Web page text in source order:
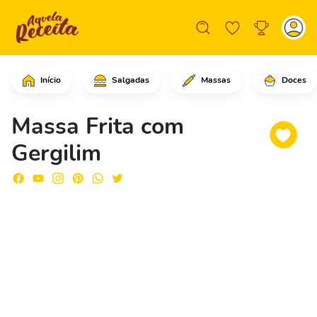
Início Salgadas Massas Doces
Massa Frita com
Gergilim
Em uma tigela, comece colocando